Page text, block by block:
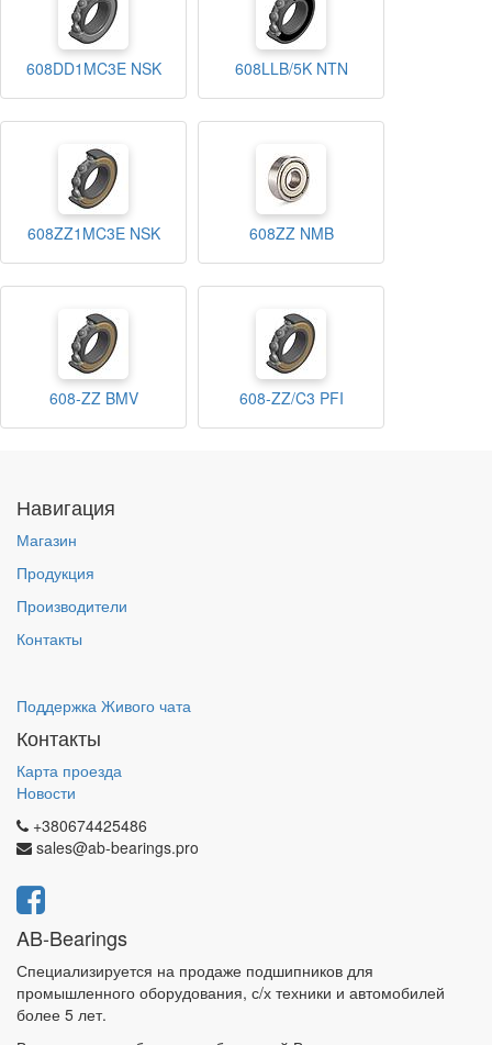
608DD1MC3E NSK 608LLB/5K NTN
608ZZ1MC3E NSK 608ZZ NMB
608-ZZ BMV 608-ZZ/C3 PFI
Навигация
Магазин
Продукция
Производители
Контакты
Поддержка Живого чата
Контакты
Карта проезда
Новости
+380674425486
sales@ab-bearings.pro
AB-Bearings
Специализируется на продаже подшипников для
промышленного оборудования, с/х техники и автомобилей
более 5 лет.